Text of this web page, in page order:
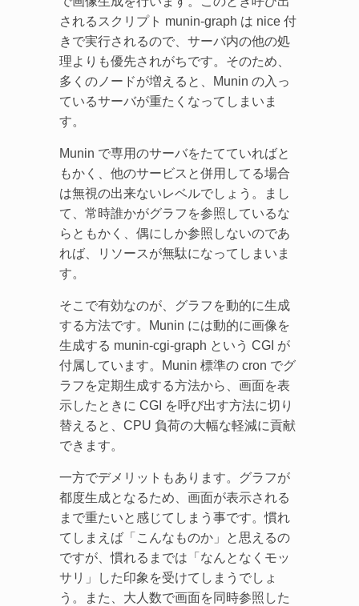
されるスクリプト munin-graph は nice 付
きで実行されるので、サーバ内の他の処
理よりも優先されがちです。そのため、
多くのノードが増えると、Munin の入っ
ているサーバが重たくなってしまいま
す。
Munin で専用のサーバをたてていればと
もかく、他のサービスと併用してる場合
は無視の出来ないレベルでしょう。まし
て、常時誰かがグラフを参照しているな
らともかく、偶にしか参照しないのであ
れば、リソースが無駄になってしまいま
す。
そこで有効なのが、グラフを動的に生成
する方法です。Munin には動的に画像を
生成する munin-cgi-graph という CGI が
付属しています。Munin 標準の cron でグ
ラフを定期生成する方法から、画面を表
示したときに CGI を呼び出す方法に切り
替えると、CPU 負荷の大幅な軽減に貢献
できます。
一方でデメリットもあります。グラフが
都度生成となるため、画面が表示される
まで重たいと感じてしまう事です。慣れ
てしまえば「こんなものか」と思えるの
ですが、慣れるまでは「なんとなくモッ
サリ」した印象を受けてしまうでしょ
う。また、大人数で画面を同時参照した